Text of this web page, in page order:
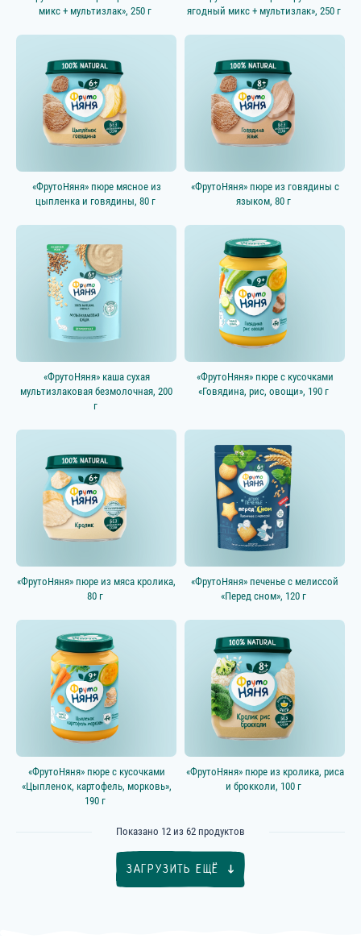
микс + мультизлак», 250 г
ягодный микс + мультизлак», 250 г
«ФрутоНяня» пюре мясное из
цыпленка и говядины, 80 г
«ФрутоНяня» пюре из говядины с
языком, 80 г
«ФрутоНяня» каша сухая
мультизлаковая безмолочная, 200
г
«ФрутоНяня» пюре с кусочками
«Говядина, рис, овощи», 190 г
«ФрутоНяня» пюре из мяса кролика,
80 г
«ФрутоНяня» печенье с мелиссой
«Перед сном», 120 г
«ФрутоНяня» пюре с кусочками
«Цыпленок, картофель, морковь»,
190 г
«ФрутоНяня» пюре из кролика, риса
и брокколи, 100 г
Показано 12 из 62 продуктов
ЗАГРУЗИТЬ ЕЩЁ